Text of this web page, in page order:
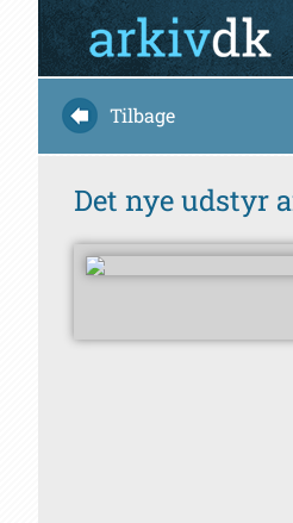
Tilbage
Det nye udstyr